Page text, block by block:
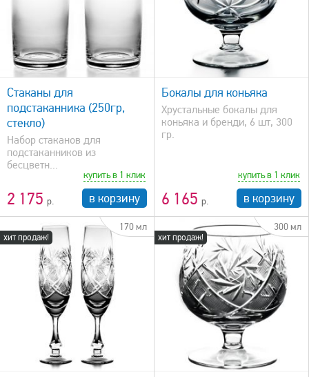
Стаканы для
подстаканника (250гр,
стекло)
Набор стаканов для
подстаканников из
бесцветн...
2 175
купить в 1 клик
в корзину
быстрый просмотр
Бокалы для коньяка
Хрустальные бокалы для
коньяка и бренди, 6 шт, 300
гр.
6 165
купить в 1 клик
в корзину
хит продаж!
170 мл
хит продаж!
300 мл
быстрый просмотр